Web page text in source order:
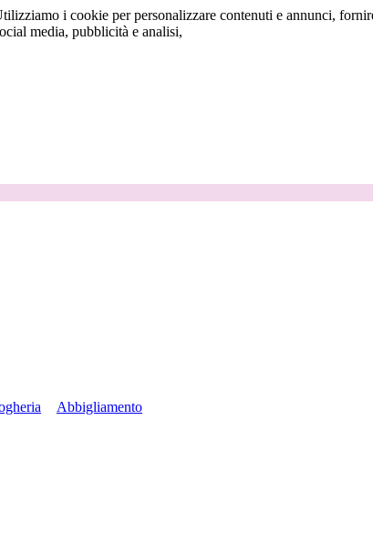
i cookie per personalizzare contenuti e annunci,
media, pubblicità e analisi,
Abbigliamento